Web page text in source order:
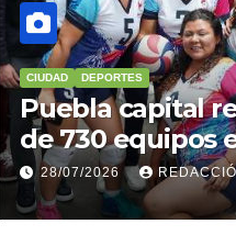
recibe a
equipos en el
Máster de
REDACCIÓN